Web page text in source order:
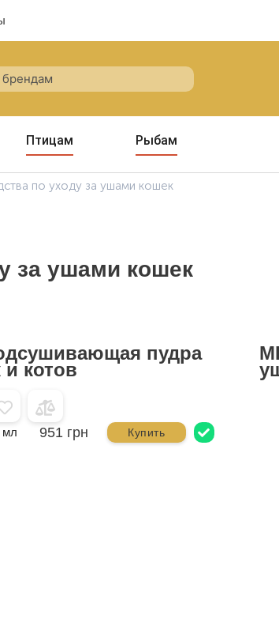
Птицам Рыбам
по уходу за ушами кошек
за ушами кошек
пудра
котов
мл 951 грн Купить